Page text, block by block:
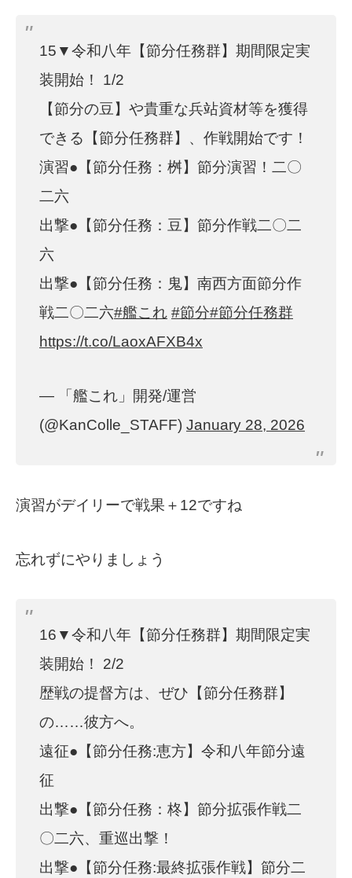
15▼令和八年【節分任務群】期間限定実
装開始！ 1/2
【節分の豆】や貴重な兵站資材等を獲得
できる【節分任務群】、作戦開始です！
演習●【節分任務：桝】節分演習！二〇
二六
出撃●【節分任務：豆】節分作戦二〇二
六
出撃●【節分任務：鬼】南西方面節分作
戦二〇二六#艦これ #節分#節分任務群
https://t.co/LaoxAFXB4x
— 「艦これ」開発/運営
(@KanColle_STAFF) January 28, 2026
演習がデイリーで戦果＋12ですね
忘れずにやりましょう
16▼令和八年【節分任務群】期間限定実
装開始！ 2/2
歴戦の提督方は、ぜひ【節分任務群】
の……彼方へ。
遠征●【節分任務:恵方】令和八年節分遠
征
出撃●【節分任務：柊】節分拡張作戦二
〇二六、重巡出撃！
出撃●【節分任務:最終拡張作戦】節分二